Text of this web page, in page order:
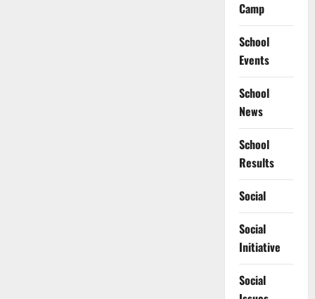
Camp
School
Events
School
News
School
Results
Social
Social
Initiative
Social